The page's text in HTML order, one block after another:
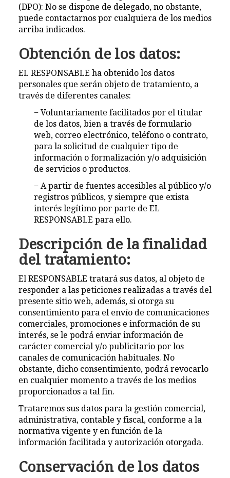
(DPO): No se dispone de delegado, no obstante,
puede contactarnos por cualquiera de los medios
arriba indicados.
Obtención de los datos:
EL RESPONSABLE ha obtenido los datos
personales que serán objeto de tratamiento, a
través de diferentes canales:
− Voluntariamente facilitados por el titular
de los datos, bien a través de formulario
web, correo electrónico, teléfono o contrato,
para la solicitud de cualquier tipo de
información o formalización y/o adquisición
de servicios o productos.
− A partir de fuentes accesibles al público y/o
registros públicos, y siempre que exista
interés legítimo por parte de EL
RESPONSABLE para ello.
Descripción de la finalidad
del tratamiento:
El RESPONSABLE tratará sus datos, al objeto de
responder a las peticiones realizadas a través del
presente sitio web, además, si otorga su
consentimiento para el envío de comunicaciones
comerciales, promociones e información de su
interés, se le podrá enviar información de
carácter comercial y/o publicitario por los
canales de comunicación habituales. No
obstante, dicho consentimiento, podrá revocarlo
en cualquier momento a través de los medios
proporcionados a tal fin.
Trataremos sus datos para la gestión comercial,
administrativa, contable y fiscal, conforme a la
normativa vigente y en función de la
información facilitada y autorización otorgada.
Conservación de los datos